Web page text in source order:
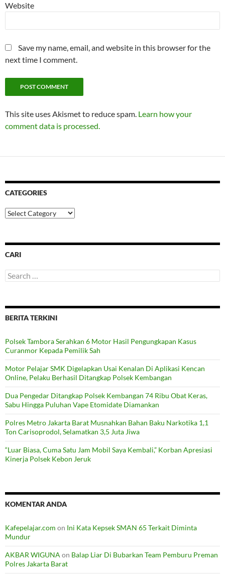
Website
Save my name, email, and website in this browser for the
next time I comment.
This site uses Akismet to reduce spam. Learn how your
comment data is processed.
CATEGORIES
Categories
CARI
Search
for:
BERITA TERKINI
Polsek Tambora Serahkan 6 Motor Hasil Pengungkapan Kasus
Curanmor Kepada Pemilik Sah
Motor Pelajar SMK Digelapkan Usai Kenalan Di Aplikasi Kencan
Online, Pelaku Berhasil Ditangkap Polsek Kembangan
Dua Pengedar Ditangkap Polsek Kembangan 74 Ribu Obat Keras,
Sabu Hingga Puluhan Vape Etomidate Diamankan
Polres Metro Jakarta Barat Musnahkan Bahan Baku Narkotika 1,1
Ton Carisoprodol, Selamatkan 3,5 Juta Jiwa
“Luar Biasa, Cuma Satu Jam Mobil Saya Kembali,” Korban Apresiasi
Kinerja Polsek Kebon Jeruk
KOMENTAR ANDA
Kafepelajar.com on Ini Kata Kepsek SMAN 65 Terkait Diminta
Mundur
AKBAR WIGUNA on Balap Liar Di Bubarkan Team Pemburu Preman
Polres Jakarta Barat